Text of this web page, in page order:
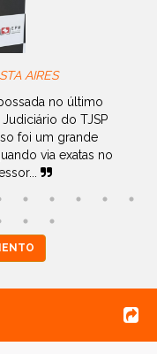
AIRES
no último
do TJSP
foi um grande
via exatas no